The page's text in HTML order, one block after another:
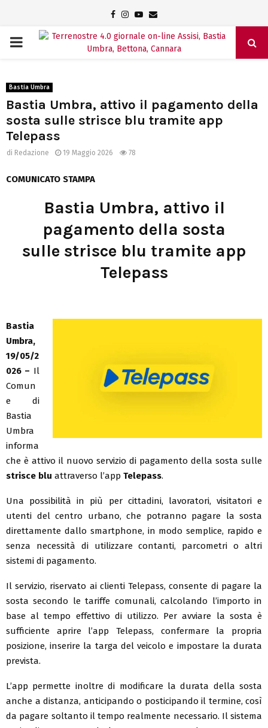
Facebook
Instagram
Youtube
Email
PRIMARY
Bastia Umbra
Bastia Umbra, attivo il pagamento della
sosta sulle strisce blu tramite app
Telepass
di Redazione 19 Maggio 2026 78
COMUNICATO STAMPA
Bastia Umbra, attivo il
pagamento della sosta
sulle strisce blu tramite app
Telepass
Bastia
Umbra,
19/05/2
026 – Il
Comun
e di
Bastia
Umbra
informa
che è attivo il nuovo servizio di pagamento della sosta sulle
strisce blu attraverso l’app Telepass.
Una possibilità in più per cittadini, lavoratori, visitatori e
utenti del centro urbano, che potranno pagare la sosta
direttamente dallo smartphone, in modo semplice, rapido e
senza necessità di utilizzare contanti, parcometri o altri
sistemi di pagamento.
Il servizio, riservato ai clienti Telepass, consente di pagare la
sosta secondo le tariffe comunali, calcolando l’importo in
base al tempo effettivo di utilizzo. Per avviare la sosta è
sufficiente aprire l’app Telepass, confermare la propria
posizione, inserire la targa del veicolo e impostare la durata
prevista.
L’app permette inoltre di modificare la durata della sosta
anche a distanza, anticipando o posticipando il termine, così
da pagare soltanto il tempo realmente necessario. Il sistema